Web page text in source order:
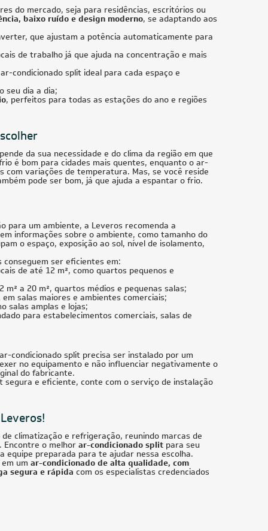
do mercado, seja para residências, escritórios ou
baixo ruído e design moderno, se adaptando aos
que ajustam a potência automaticamente para
de trabalho já que ajuda na concentração e mais
condicionado split ideal para cada espaço e
seu dia a dia;
, perfeitos para todas as estações do ano e regiões
da sua necessidade e do clima da região em que
é bom para cidades mais quentes, enquanto o ar-
com variações de temperatura. Mas, se você reside
pode ser bom, já que ajuda a espantar o frio.
para um ambiente, a Leveros recomenda a
informações sobre o ambiente, como tamanho do
o espaço, exposição ao sol, nível de isolamento,
conseguem ser eficientes em:
de até 12 m², como quartos pequenos e
m² a 20 m², quartos médios e pequenas salas;
salas maiores e ambientes comerciais;
salas amplas e lojas;
para estabelecimentos comerciais, salas de
condicionado split precisa ser instalado por um
no equipamento e não influenciar negativamente o
do fabricante.
segura e eficiente, conte com o serviço de instalação
climatização e refrigeração, reunindo marcas de
Encontre o melhor ar-condicionado splitpara seu
equipe preparada para te ajudar nessa escolha.
um ar-condicionado de alta qualidade, com
segura e rápida com os especialistas credenciados